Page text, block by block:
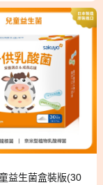
益生菌盒裝版(30